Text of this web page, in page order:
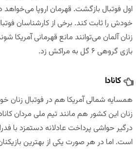
اول فوتبال بازگشت. قهرمان اروپا
خودش را ثابت کند. برخی از کارشناسان
زنان آلمان می‌توانند مانع قهرمانی آمریکا
بازی گروهی ۶ گل به مراکش زد.
کانادا
همسایه شمالی آمریکا هم در فوتبال زنان
زنان این کشور هم مانند تیم ملی مردان
درگیر حواشی پرداخت عادلانه دستمزد با
است. اما در هر صورت یکی از بهترین